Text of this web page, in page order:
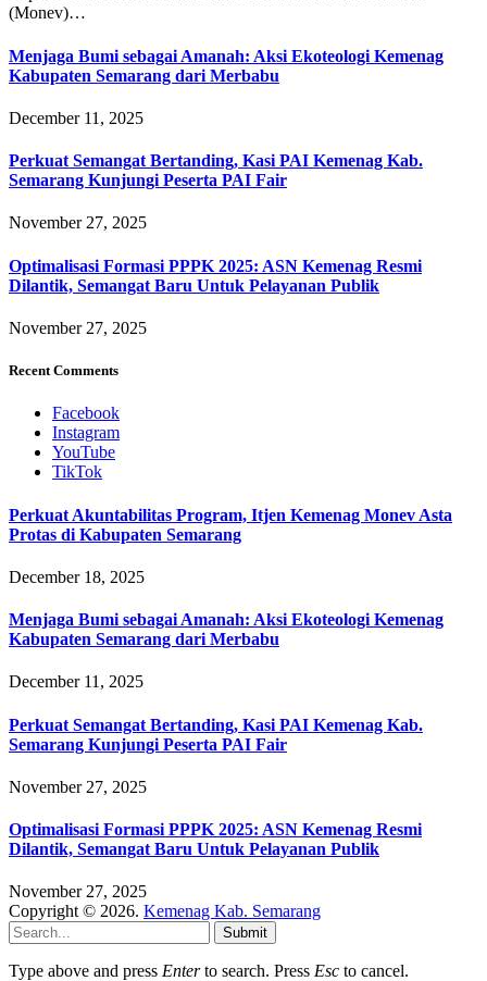
(Monev)…
Menjaga Bumi sebagai Amanah: Aksi Ekoteologi Kemenag
Kabupaten Semarang dari Merbabu
December 11, 2025
Perkuat Semangat Bertanding, Kasi PAI Kemenag Kab.
Semarang Kunjungi Peserta PAI Fair
November 27, 2025
Optimalisasi Formasi PPPK 2025: ASN Kemenag Resmi
Dilantik, Semangat Baru Untuk Pelayanan Publik
November 27, 2025
Recent Comments
Facebook
Instagram
YouTube
TikTok
Perkuat Akuntabilitas Program, Itjen Kemenag Monev Asta
Protas di Kabupaten Semarang
December 18, 2025
Menjaga Bumi sebagai Amanah: Aksi Ekoteologi Kemenag
Kabupaten Semarang dari Merbabu
December 11, 2025
Perkuat Semangat Bertanding, Kasi PAI Kemenag Kab.
Semarang Kunjungi Peserta PAI Fair
November 27, 2025
Optimalisasi Formasi PPPK 2025: ASN Kemenag Resmi
Dilantik, Semangat Baru Untuk Pelayanan Publik
November 27, 2025
Copyright © 2026. Kemenag Kab. Semarang
Submit
Type above and press Enterto search. Press Esc to cancel.